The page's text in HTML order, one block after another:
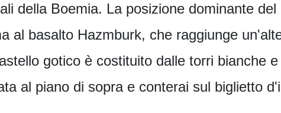
della Boemia. La posizione dominante
al basalto Hazmburk, che raggiunge
gotico è costituito dalle torri bianche
al piano di sopra e conterai sul biglietto